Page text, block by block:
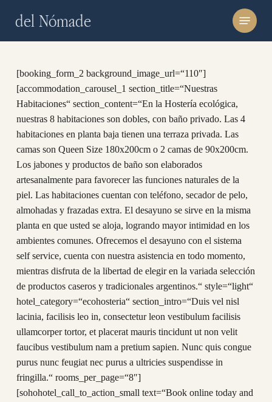
del Nómade Menu
[booking_form_2 background_image_url=“110″]
[accommodation_carousel_1 section_title=“Nuestras
Habitaciones“ section_content=“En la Hostería ecológica,
nuestras 8 habitaciones son dobles, con baño privado. Las 4
habitaciones en planta baja tienen una terraza privada. Las
camas son Queen Size 180x200cm o 2 camas de 90x200cm.
Los jabones y productos de baño son elaborados
artesanalmente para favorecer las funciones naturales de la
piel. Las habitaciones cuentan con teléfono, secador de pelo,
almohadas y frazadas extra. El desayuno se sirve en la misma
planta en que usted se aloja, logrando mayor intimidad en los
ambientes comunes. Ofrecemos el desayuno con el sistema
self service, cuenta con nuestra asistencia en todo momento,
mientras disfruta de la libertad de elegir en la variada selección
de productos caseros y tradicionales argentinos.“ style=“light“
hotel_category=“ecohosteria“ section_intro=“Duis vel nisl
lacinia, facilisis leo in, consectetur leon vestibulum facilisis
ullamcorper tortor, et placerat mauris tincidunt ut non velit
faucibus vestibulum nam a pretium sapien. Nunc quis congue
purus nunc feugiat nec purus a ultricies suspendisse in
fringilla.“ rooms_per_page=“8″]
[sohohotel_call_to_action_small text=“Book online today and